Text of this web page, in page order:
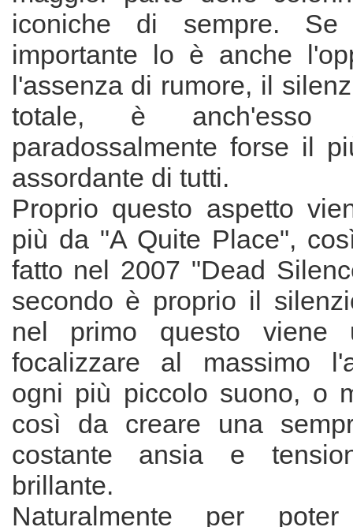
iconiche di sempre.
importante lo è anche
l'assenza di rumore, il
totale, è anch'esso
paradossalmente forse il
assordante di tutti.
Proprio questo aspetto
più da "A Quite Place",
fatto nel 2007 "Dead
secondo è proprio il
nel primo questo viene
focalizzare al massimo
ogni più piccolo suono, o
così da creare una
costante ansia e
brillante.
Naturalmente per poter